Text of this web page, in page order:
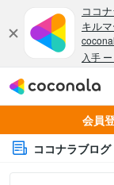
会員
ココナラブログ